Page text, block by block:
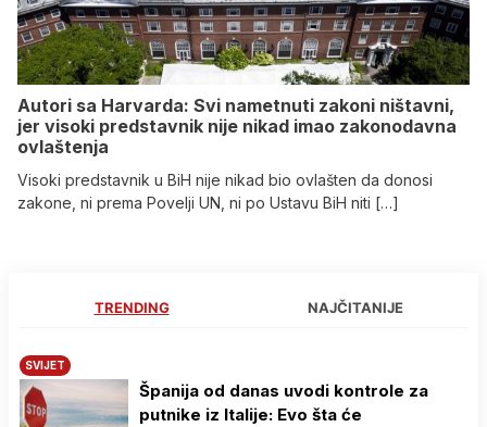
Autori sa Harvarda: Svi nametnuti zakoni ništavni,
jer visoki predstavnik nije nikad imao zakonodavna
ovlaštenja
Visoki predstavnik u BiH nije nikad bio ovlašten da donosi
zakone, ni prema Povelji UN, ni po Ustavu BiH niti […]
TRENDING NAJČITANIJE
SVIJET
Španija od danas uvodi kontrole za
putnike iz Italije: Evo šta će